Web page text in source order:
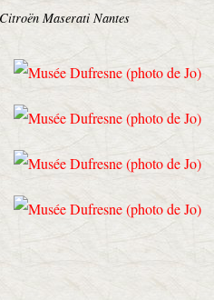
Maserati Nantes